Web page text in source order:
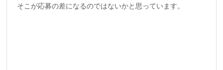
そこが応募の差になるのではないかと思っています。